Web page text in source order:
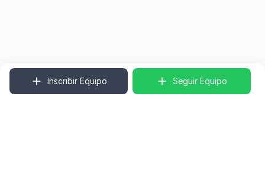
Inscribir Equipo Seguir Equipo